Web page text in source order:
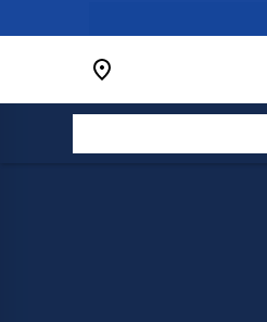
qua